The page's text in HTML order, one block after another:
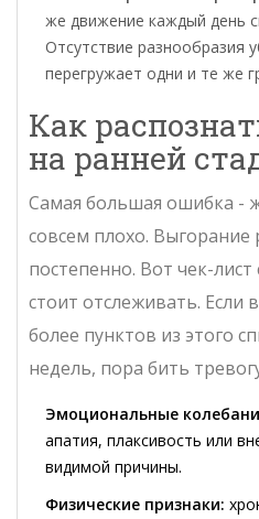
же движение каждый день
Отсутствие разнообразия
перегружает одни и те же
Как
на ранней
Самая большая ошибка -
совсем плохо. Выгорание
постепенно. Вот чек-
стоит отслеживать. Если
более пунктов из этого
недель, пора бить
Эмоциональные
апатия, плаксивость или
видимой причины.
Физические признаки: